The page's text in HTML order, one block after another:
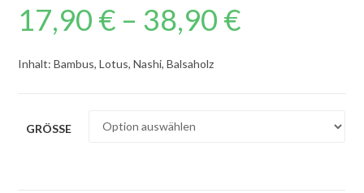
17,90 € – 38,90 €
Inhalt: Bambus, Lotus, Nashi, Balsaholz
GRÖSSE